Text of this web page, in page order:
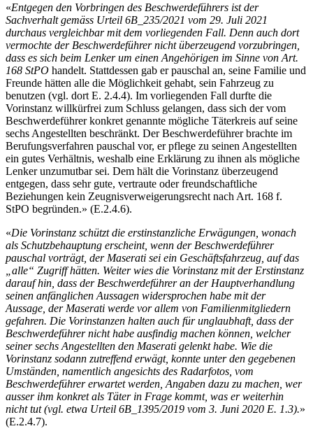
«Entgegen den Vorbringen des Beschwerdeführers ist der
Sachverhalt gemäss Urteil 6B_235/2021 vom 29. Juli 2021
durchaus vergleichbar mit dem vorliegenden Fall. Denn auch dort
vermochte der Beschwerdeführer nicht überzeugend vorzubringen,
dass es sich beim Lenker um einen Angehörigen im Sinne von Art.
168 StPO handelt. Stattdessen gab er pauschal an, seine Familie und
Freunde hätten alle die Möglichkeit gehabt, sein Fahrzeug zu
benutzen (vgl. dort E. 2.4.4). Im vorliegenden Fall durfte die
Vorinstanz willkürfrei zum Schluss gelangen, dass sich der vom
Beschwerdeführer konkret genannte mögliche Täterkreis auf seine
sechs Angestellten beschränkt. Der Beschwerdeführer brachte im
Berufungsverfahren pauschal vor, er pflege zu seinen Angestellten
ein gutes Verhältnis, weshalb eine Erklärung zu ihnen als mögliche
Lenker unzumutbar sei. Dem hält die Vorinstanz überzeugend
entgegen, dass sehr gute, vertraute oder freundschaftliche
Beziehungen kein Zeugnisverweigerungsrecht nach Art. 168 f.
StPO begründen.» (E.2.4.6).
«Die Vorinstanz schützt die erstinstanzliche Erwägungen, wonach
als Schutzbehauptung erscheint, wenn der Beschwerdeführer
pauschal vorträgt, der Maserati sei ein Geschäftsfahrzeug, auf das
„alle“ Zugriff hätten. Weiter wies die Vorinstanz mit der Erstinstanz
darauf hin, dass der Beschwerdeführer an der Hauptverhandlung
seinen anfänglichen Aussagen widersprochen habe mit der
Aussage, der Maserati werde vor allem von Familienmitgliedern
gefahren. Die Vorinstanzen halten auch für unglaubhaft, dass der
Beschwerdeführer nicht habe ausfindig machen können, welcher
seiner sechs Angestellten den Maserati gelenkt habe. Wie die
Vorinstanz sodann zutreffend erwägt, konnte unter den gegebenen
Umständen, namentlich angesichts des Radarfotos, vom
Beschwerdeführer erwartet werden, Angaben dazu zu machen, wer
ausser ihm konkret als Täter in Frage kommt, was er weiterhin
nicht tut (vgl. etwa Urteil 6B_1395/2019 vom 3. Juni 2020 E. 1.3).»
(E.2.4.7).